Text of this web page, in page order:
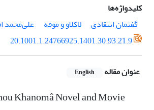
کلیدواژه‌ها
گفتمان انتقادی
لاکلاو و موفه علی‌محمد
20.1001.1.24766925.1401.30.93.21.9
عنوان مقاله English
Khanomâ Novel and Movie